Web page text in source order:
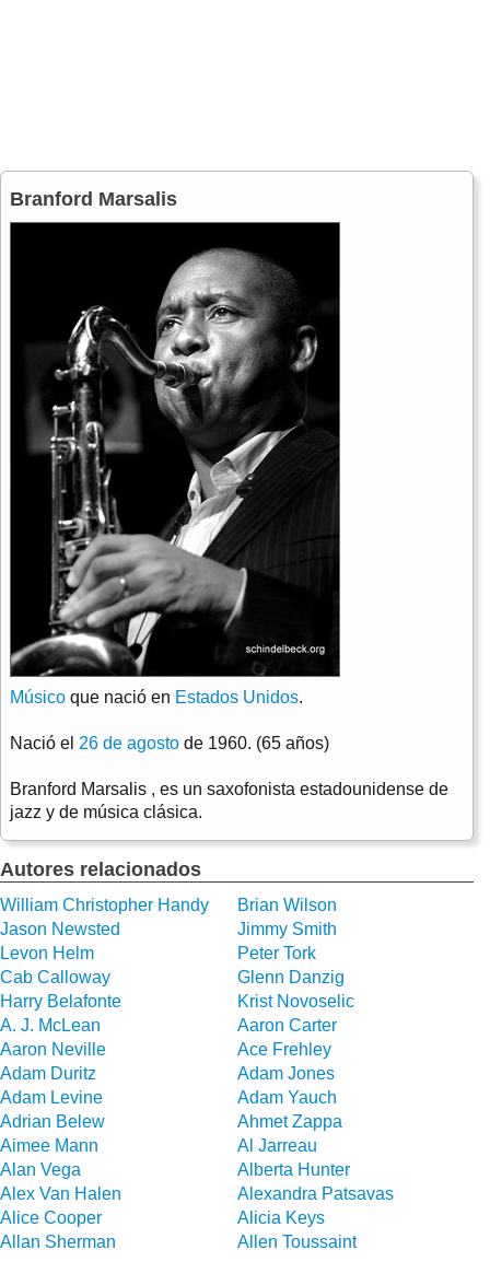
Branford Marsalis
Músico que nació en Estados Unidos.
Nació el 26 de agosto de 1960. (65 años)
Branford Marsalis , es un saxofonista estadounidense de
jazz y de música clásica.
Autores relacionados
William Christopher Handy
Brian Wilson
Jason Newsted
Jimmy Smith
Levon Helm
Peter Tork
Cab Calloway
Glenn Danzig
Harry Belafonte
Krist Novoselic
A. J. McLean
Aaron Carter
Aaron Neville
Ace Frehley
Adam Duritz
Adam Jones
Adam Levine
Adam Yauch
Adrian Belew
Ahmet Zappa
Aimee Mann
Al Jarreau
Alan Vega
Alberta Hunter
Alex Van Halen
Alexandra Patsavas
Alice Cooper
Alicia Keys
Allan Sherman
Allen Toussaint